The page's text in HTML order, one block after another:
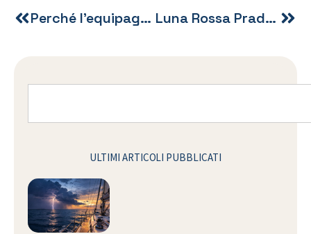
Perché l’equipaggio di Luna Rossa ha due timonieri? Luna Rossa Prada Pirelli vince la Prada Cup
ULTIMI ARTICOLI PUBBLICATI